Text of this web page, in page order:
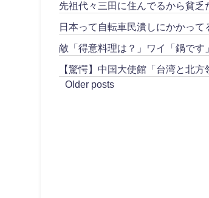
先祖代々三田に住んでるから貧
日本って自転車民潰しにかかって
敵「得意料理は？」ワイ「鍋です
【驚愕】中国大使館「台湾と北
Older posts